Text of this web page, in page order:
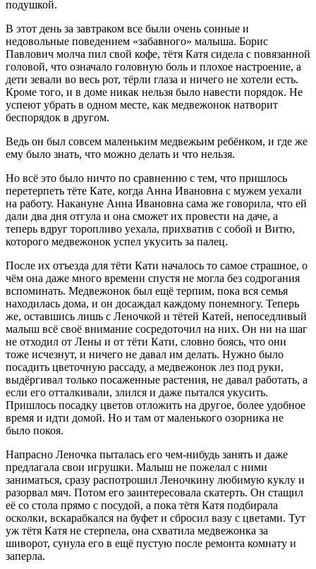
подушкой.
В этот день за завтраком все были очень сонные и
недовольные поведением «забавного» малыша. Борис
Павлович молча пил свой кофе, тётя Катя сидела с повязанной
головой, что означало головную боль и плохое настроение, а
дети зевали во весь рот, тёрли глаза и ничего не хотели есть.
Кроме того, и в доме никак нельзя было навести порядок. Не
успеют убрать в одном месте, как медвежонок натворит
беспорядок в другом.
Ведь он был совсем маленьким медвежьим ребёнком, и где же
ему было знать, что можно делать и что нельзя.
Но всё это было ничто по сравнению с тем, что пришлось
перетерпеть тёте Кате, когда Анна Ивановна с мужем уехали
на работу. Накануне Анна Ивановна сама же говорила, что ей
дали два дня отгула и она сможет их провести на даче, а
теперь вдруг торопливо уехала, прихватив с собой и Витю,
которого медвежонок успел укусить за палец.
После их отъезда для тёти Кати началось то самое страшное, о
чём она даже много времени спустя не могла без содрогания
вспоминать. Медвежонок был ещё терпим, пока вся семья
находилась дома, и он досаждал каждому понемногу. Теперь
же, оставшись лишь с Леночкой и тётей Катей, непоседливый
малыш всё своё внимание сосредоточил на них. Он ни на шаг
не отходил от Лены и от тёти Кати, словно боясь, что они
тоже исчезнут, и ничего не давал им делать. Нужно было
посадить цветочную рассаду, а медвежонок лез под руки,
выдёргивал только посаженные растения, не давал работать, а
если его отталкивали, злился и даже пытался укусить.
Пришлось посадку цветов отложить на другое, более удобное
время и идти домой. Но и там от маленького озорника не
было покоя.
Напрасно Леночка пыталась его чем-нибудь занять и даже
предлагала свои игрушки. Малыш не пожелал с ними
заниматься, сразу распотрошил Леночкину любимую куклу и
разорвал мяч. Потом его заинтересовала скатерть. Он стащил
её со стола прямо с посудой, а пока тётя Катя подбирала
осколки, вскарабкался на буфет и сбросил вазу с цветами. Тут
уж тётя Катя не стерпела, она схватила медвежонка за
шиворот, сунула его в ещё пустую после ремонта комнату и
заперла.